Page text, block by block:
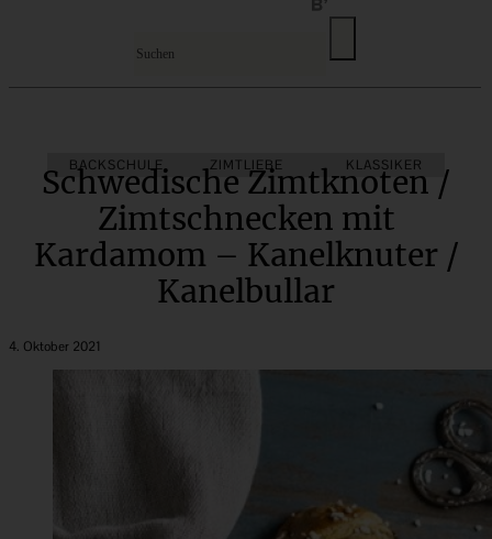
BACKSCHULE HEFEGEBÄCK KLASSIKER
ZIMTLIEBE
Schwedische Zimtknoten /
Zimtschnecken mit
Kardamom – Kanelknuter /
Kanelbullar
4. Oktober 2021